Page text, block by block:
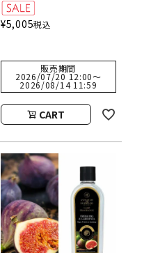
¥5,005税込
販売期間
2026/07/20 12:00〜
2026/08/14 11:59
CART